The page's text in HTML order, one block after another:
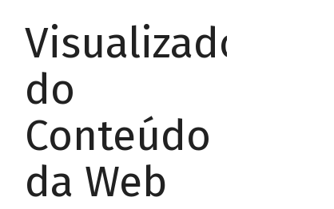
Visualizador
do
Conteúdo
da Web